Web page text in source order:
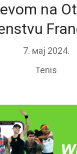
na
7. мај 2024.
Tenis